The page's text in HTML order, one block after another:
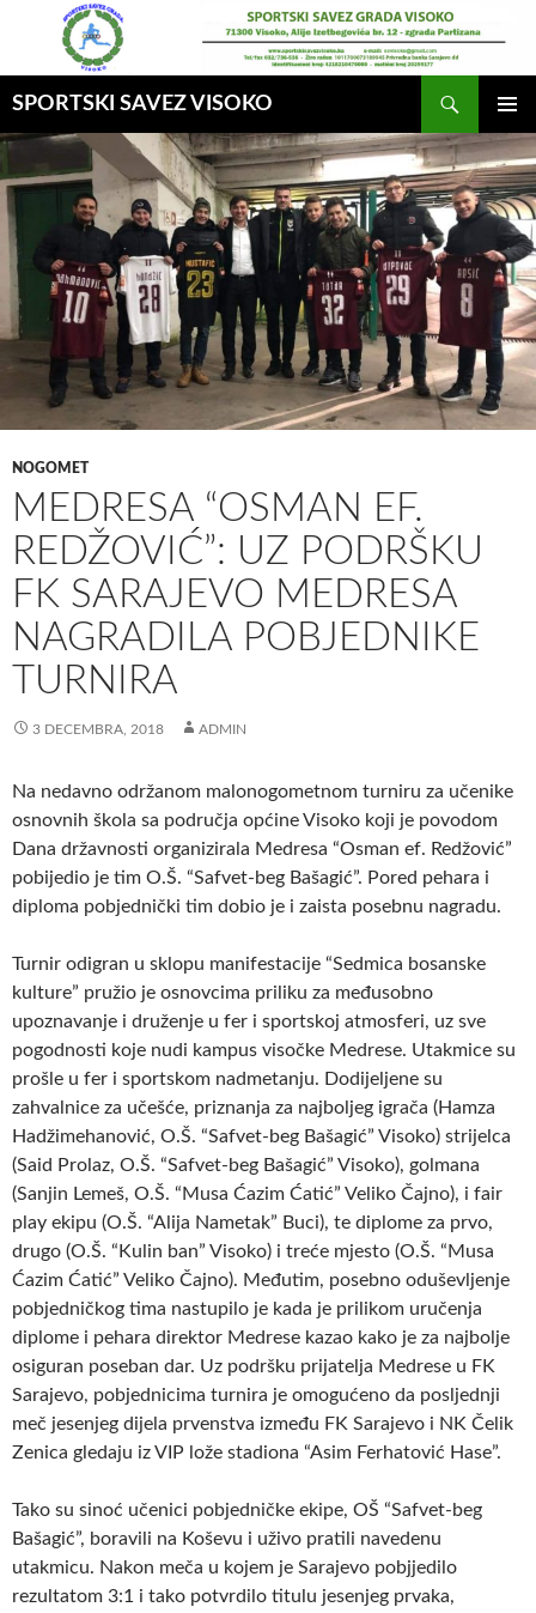
SPORTSKI SAVEZ VISOKO
GLAVNI
MENI
NOGOMET
MEDRESA “OSMAN EF.
REDŽOVIĆ”: UZ PODRŠKU
FK SARAJEVO MEDRESA
NAGRADILA POBJEDNIKE
TURNIRA
3 DECEMBRA, 2018 ADMIN
Na nedavno održanom malonogometnom turniru za učenike
osnovnih škola sa područja općine Visoko koji je povodom
Dana državnosti organizirala Medresa “Osman ef. Redžović”
pobijedio je tim O.Š. “Safvet-beg Bašagić”. Pored pehara i
diploma pobjednički tim dobio je i zaista posebnu nagradu.
Turnir odigran u sklopu manifestacije “Sedmica bosanske
kulture” pružio je osnovcima priliku za međusobno
upoznavanje i druženje u fer i sportskoj atmosferi, uz sve
pogodnosti koje nudi kampus visočke Medrese. Utakmice su
prošle u fer i sportskom nadmetanju. Dodijeljene su
zahvalnice za učešće, priznanja za najboljeg igrača (Hamza
Hadžimehanović, O.Š. “Safvet-beg Bašagić” Visoko) strijelca
(Said Prolaz, O.Š. “Safvet-beg Bašagić” Visoko), golmana
(Sanjin Lemeš, O.Š. “Musa Ćazim Ćatić” Veliko Čajno), i fair
play ekipu (O.Š. “Alija Nametak” Buci), te diplome za prvo,
drugo (O.Š. “Kulin ban” Visoko) i treće mjesto (O.Š. “Musa
Ćazim Ćatić” Veliko Čajno). Međutim, posebno oduševljenje
pobjedničkog tima nastupilo je kada je prilikom uručenja
diplome i pehara direktor Medrese kazao kako je za najbolje
osiguran poseban dar. Uz podršku prijatelja Medrese u FK
Sarajevo, pobjednicima turnira je omogućeno da posljednji
meč jesenjeg dijela prvenstva između FK Sarajevo i NK Čelik
Zenica gledaju iz VIP lože stadiona “Asim Ferhatović Hase”.
Tako su sinoć učenici pobjedničke ekipe, OŠ “Safvet-beg
Bašagić”, boravili na Koševu i uživo pratili navedenu
utakmicu. Nakon meča u kojem je Sarajevo pobjjedilo
rezultatom 3:1 i tako potvrdilo titulu jesenjeg prvaka,